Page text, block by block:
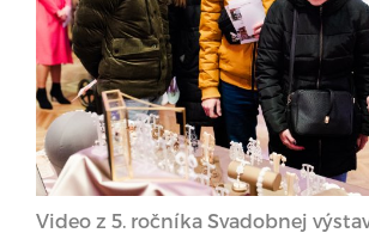
Video z 5. ročníka Svadobnej